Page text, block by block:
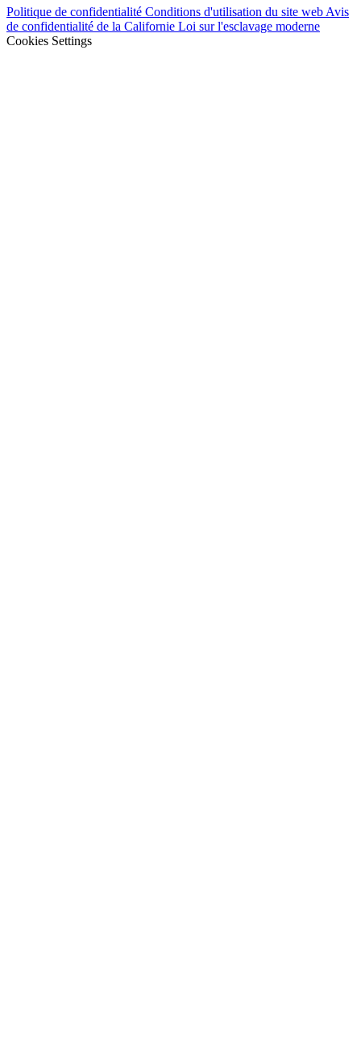
Politique de confidentialité Conditions d'utilisation du site web Avis
de confidentialité de la Californie Loi sur l'esclavage moderne
Cookies Settings